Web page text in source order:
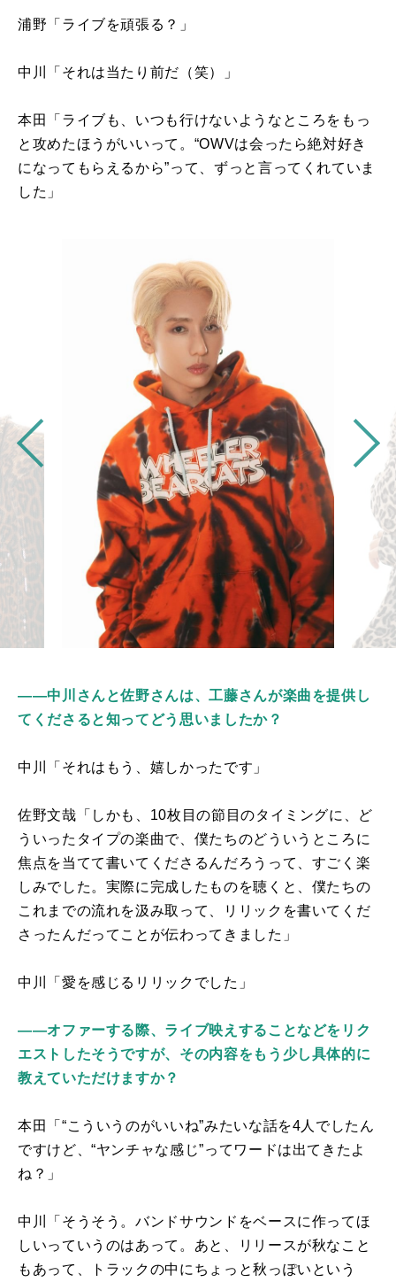
浦野「ライブを頑張る？」
中川「それは当たり前だ（笑）」
本田「ライブも、いつも行けないようなところをもっ
と攻めたほうがいいって。“OWVは会ったら絶対好き
になってもらえるから”って、ずっと言ってくれていま
した」
――中川さんと佐野さんは、工藤さんが楽曲を提供し
てくださると知ってどう思いましたか？
中川「それはもう、嬉しかったです」
佐野文哉「しかも、 10枚目の節目のタイミングに、ど
ういったタイプの楽曲で、僕たちのどういうところに
焦点を当てて書いてくださるんだろうって、すごく楽
しみでした。実際に完成したものを聴くと、僕たちの
これまでの流れを汲み取って、リリックを書いてくだ
さったんだってことが伝わってきました」
中川「愛を感じるリリックでした」
――オファーする際、ライブ映えすることなどをリク
エストしたそうですが、その内容をもう少し具体的に
教えていただけますか？
本田「“こういうのがいいね”みたいな話を4人でしたん
ですけど、“ヤンチャな感じ”ってワードは出てきたよ
ね？」
中川「そうそう。バンドサウンドをベースに作ってほ
しいっていうのはあって。あと、リリースが秋なこと
もあって、トラックの中にちょっと秋っぽいという